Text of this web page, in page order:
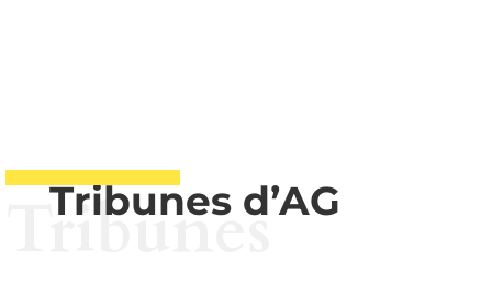
Tribunes d’AG
Tribunes